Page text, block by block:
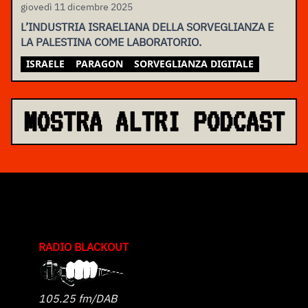
giovedì 11 dicembre 2025
L’INDUSTRIA ISRAELIANA DELLA SORVEGLIANZA E
LA PALESTINA COME LABORATORIO.
ISRAELE PARAGON SORVEGLIANZA DIGITALE
MOSTRA ALTRI PODCAST
RADIO BLACKOUT
105.25 fm/DAB